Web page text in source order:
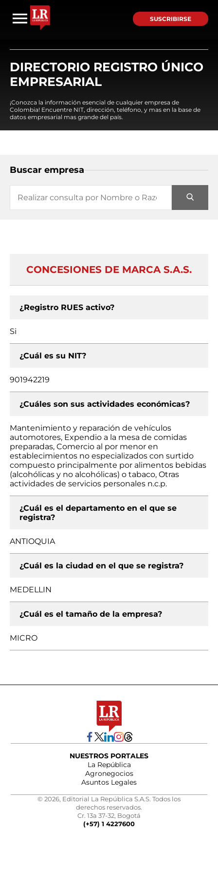
SUSCRIBIRSE
DIRECTORIO REGISTRO ÚNICO
EMPRESARIAL
¡Conozca la información esencial de cualquier empresa de
Colombia! Encuentre NIT, dirección, teléfono, y mas en la base de
datos empresarial mas grande del país.
Buscar empresa
CONCESIONES DE MARCA S.A.S.
¿Registro RUES activo?
Si
¿Cuál es su NIT?
901942219
¿Cuáles son sus actividades económicas?
Mantenimiento y reparación de vehículos
automotores, Expendio a la mesa de comidas
preparadas, Comercio al por menor en
establecimientos no especializados con surtido
compuesto principalmente por alimentos bebidas
(alcohólicas y no alcohólicas) o tabaco, Otras
actividades de servicios personales n.c.p.
¿Cuál es el departamento en el que se
registra?
ANTIOQUIA
¿Cuál es la ciudad en el que se registra?
MEDELLIN
¿Cuál es el tamaño de la empresa?
MICRO
NUESTROS PORTALES
La República
Agronegocios
Asuntos Legales
© 2026, Editorial La República S.A.S. Todos los
derechos reservados.
Cr. 13a 37-32, Bogotá
(+57) 1 4227600